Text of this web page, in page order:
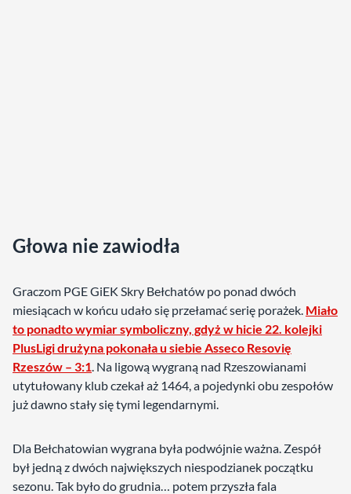
Głowa nie zawiodła
Graczom PGE GiEK Skry Bełchatów po ponad dwóch
miesiącach w końcu udało się przełamać serię porażek. Miało
to ponadto wymiar symboliczny, gdyż w hicie 22. kolejki
PlusLigi drużyna pokonała u siebie Asseco Resovię
Rzeszów – 3:1. Na ligową wygraną nad Rzeszowianami
utytułowany klub czekał aż 1464, a pojedynki obu zespołów
już dawno stały się tymi legendarnymi.
Dla Bełchatowian wygrana była podwójnie ważna. Zespół
był jedną z dwóch największych niespodzianek początku
sezonu. Tak było do grudnia… potem przyszła fala